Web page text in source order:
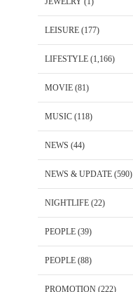
LEISURE (177)
LIFESTYLE (1,166)
MOVIE (81)
MUSIC (118)
NEWS (44)
NEWS & UPDATE (590)
NIGHTLIFE (22)
PEOPLE (39)
PEOPLE (88)
PROMOTION (222)